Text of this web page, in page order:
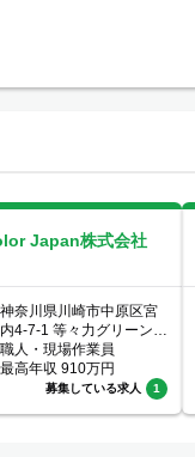
Japan株式会社
神奈川県川崎市中原区宮
内4-7-1 等々力グリーンビ
レッジ102
職人・現場作業員
最高年収 910万円
募集している求人 1